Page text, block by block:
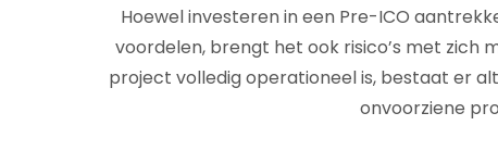
Hoewel investeren in een Pre-ICO
voordelen, brengt het ook risico’s met zich
project volledig operationeel is, bestaat er
onvoorziene